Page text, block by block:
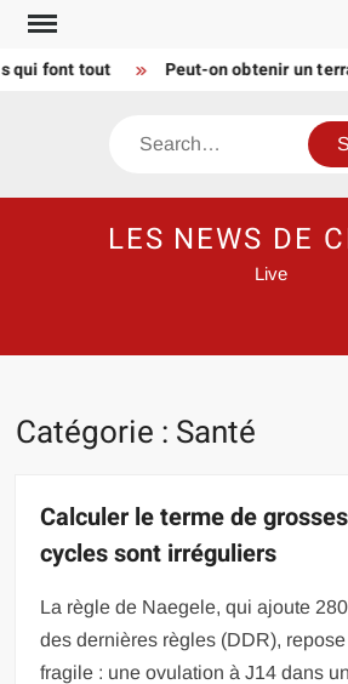
Skip
content
font tout Peut-on obtenir un terrain
Search
LES NEWS DE
Live
Catégorie : Santé
Calculer le terme de
cycles sont irréguliers
La règle de Naegele, qui ajoute
des dernières règles (DDR),
fragile : une ovulation à J14 dans